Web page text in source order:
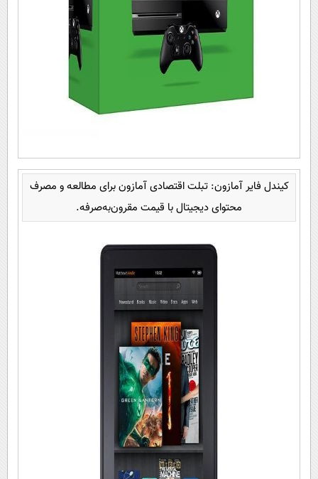
کیندل فایر آمازون: تبلت اقتصادی آمازون برای مطالعه و مصرف
محتوای دیجیتال با قیمت مقرون‌به‌صرفه.